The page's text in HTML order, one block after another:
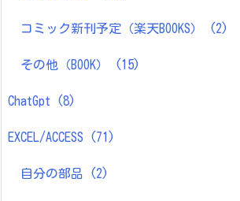
コミック新刊予定（楽天BOOKS） (2)
その他（BOOK） (15)
ChatGpt (8)
EXCEL/ACCESS (71)
自分の部品 (2)